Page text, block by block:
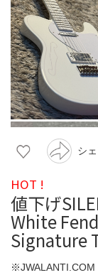
シ
HOT !
値下げ
White
Signature
※JWALANTI.COM